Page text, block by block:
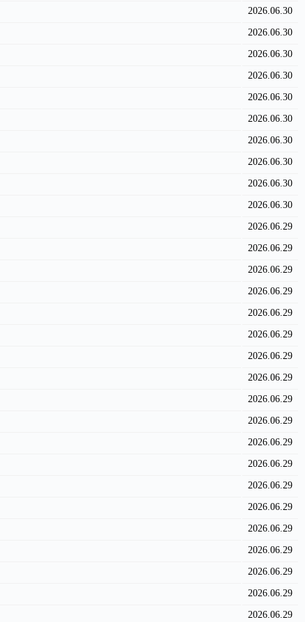
2026.06.30
2026.06.30
2026.06.30
2026.06.30
2026.06.30
2026.06.30
2026.06.30
2026.06.30
2026.06.30
2026.06.30
2026.06.29
2026.06.29
2026.06.29
2026.06.29
2026.06.29
2026.06.29
2026.06.29
2026.06.29
2026.06.29
2026.06.29
2026.06.29
2026.06.29
2026.06.29
2026.06.29
2026.06.29
2026.06.29
2026.06.29
2026.06.29
2026.06.29